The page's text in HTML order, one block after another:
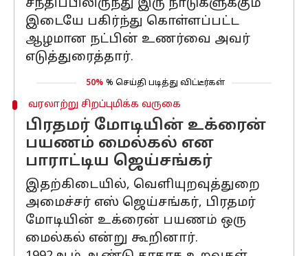
சந்திப்பிலிருந்து இரு நாடுகளுக்கும்
இடையே பகிர்ந்து கொள்ளப்பட்ட
ஆழமான நட்பின் உணர்வை அவர்
எடுத்துரைத்தார்.
50% % செய்தி படித்து விட்டீர்கள்
வரலாற்று சிறப்புமிக்க வருகை
பிரதமர் மோடியின் உக்ரைன்
பயணம் மைல்கல் என
பாராட்டிய ஜெய்சங்கர்
இதற்கிடையில், வெளியுறவுத்துறை
அமைச்சர் எஸ் ஜெய்சங்கர், பிரதமர்
மோடியின் உக்ரைன் பயணம் ஒரு
மைல்கல் என்று கூறினார்.